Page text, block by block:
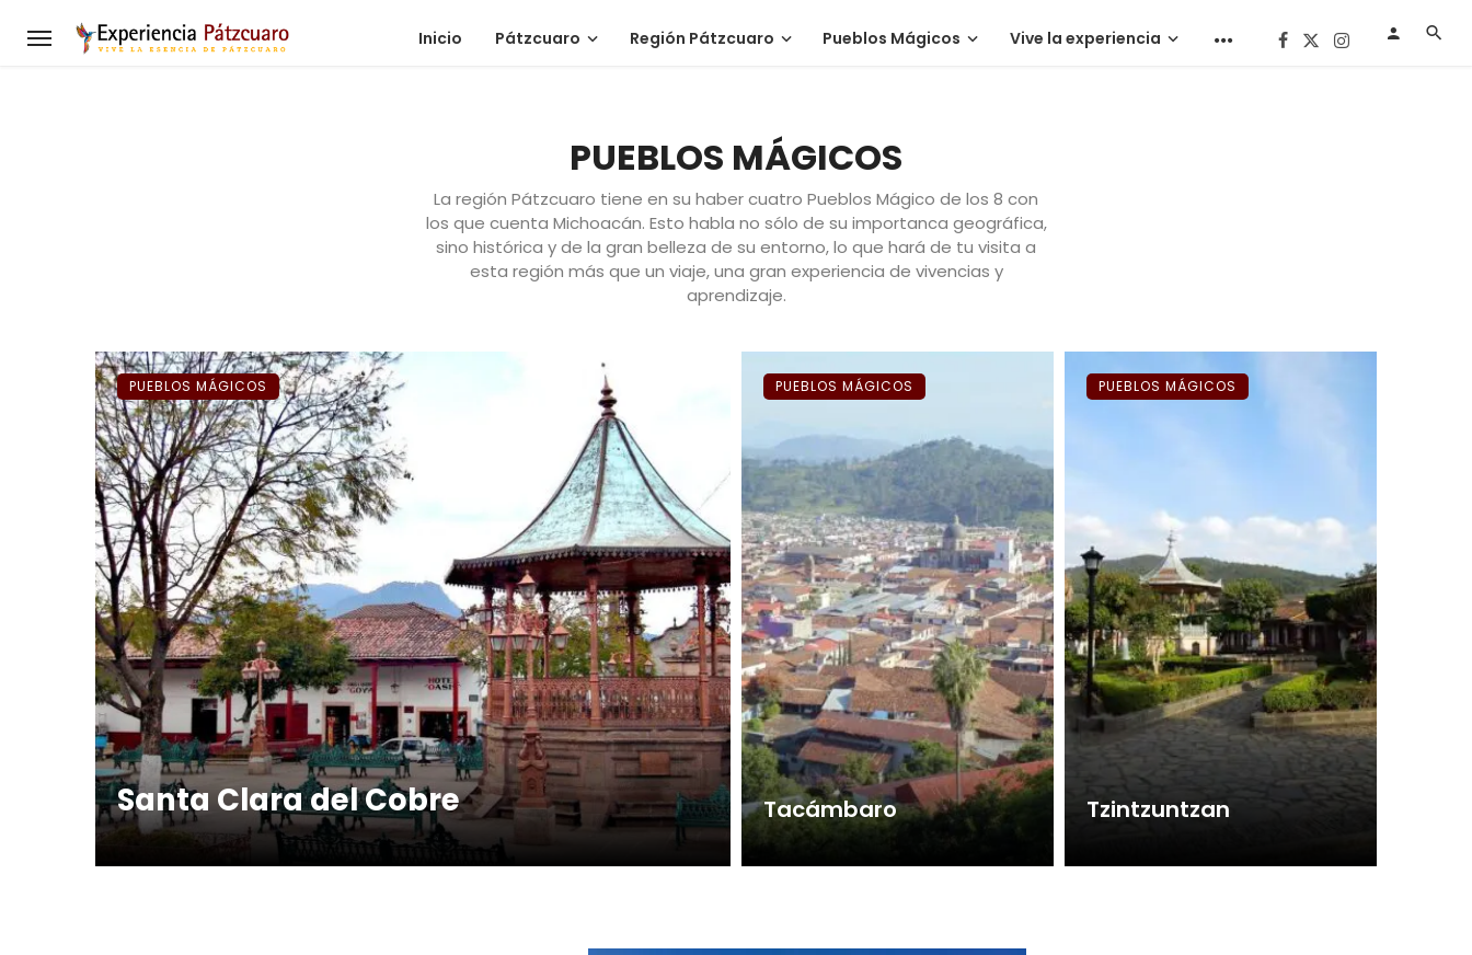
Inicio Pátzcuaro Región Pátzcuaro Pueblos Mágicos Vive la experiencia
PUEBLOS MÁGICOS
La región Pátzcuaro tiene en su haber cuatro Pueblos Mágico de los 8 con
los que cuenta Michoacán. Esto habla no sólo de su importanca geográfica,
sino histórica y de la gran belleza de su entorno, lo que hará de tu visita a
esta región más que un viaje, una gran experiencia de vivencias y
aprendizaje.
Santa Clara del Cobre
PUEBLOS MÁGICOS
Tacámbaro
PUEBLOS MÁGICOS
Tzintzuntzan
PUEBLOS MÁGICOS